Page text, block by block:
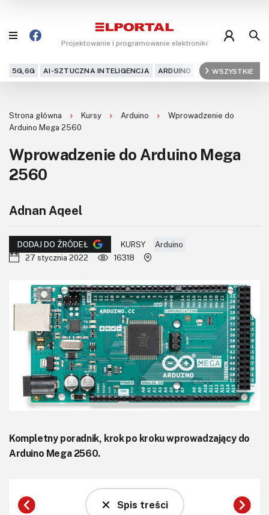
Projektowanie i programowanie elektroniki
5G,6G AI-SZTUCZNA INTELIGENCJA ARDUINO ARM AUDIO
WSZYSTKIE
Kursy
Dla Ciebie
Kontakt
Newsletter
Magazyny
Archiwum
Strona główna Kursy Arduino
Wprowadzenie do
Arduino Mega 2560
Wprowadzenie do Arduino Mega
2560
Adnan Aqeel
DODAJ DO ŹRÓDEŁ KURSY
Arduino
27 stycznia 2022
16318
Kompletny poradnik, krok po kroku wprowadzający do
Arduino Mega 2560.
Spis treści